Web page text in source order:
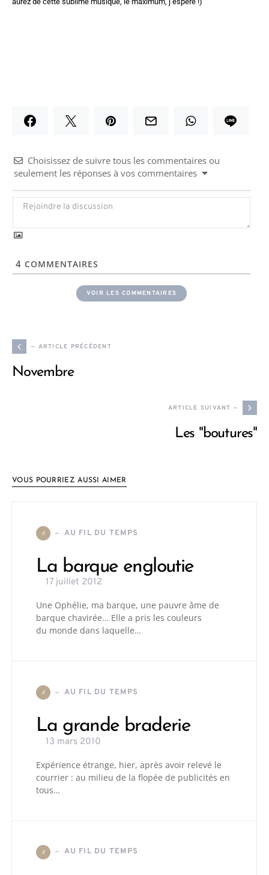
Choisissez de suivre tous les commentaires ou
seulement les réponses à vos commentaires
4 COMMENTAIRES
VOIR LES COMMENTAIRES
— ARTICLE PRÉCÉDENT
Novembre
ARTICLE SUIVANT —
Les "boutures"
VOUS POURRIEZ AUSSI AIMER
A AU FIL DU TEMPS
La barque engloutie
17 juillet 2012
Une Ophélie, ma barque, une pauvre âme de
barque chavirée… Elle a pris les couleurs
du monde dans laquelle…
A AU FIL DU TEMPS
La grande braderie
13 mars 2010
Expérience étrange, hier, après avoir relevé le
courrier : au milieu de la flopée de publicités en
tous…
A AU FIL DU TEMPS